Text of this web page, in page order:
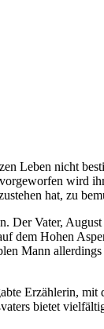
Leben nicht
wird
hat, zu
Vater,
dem Hohen
Mann
Erzählerin,
bietet